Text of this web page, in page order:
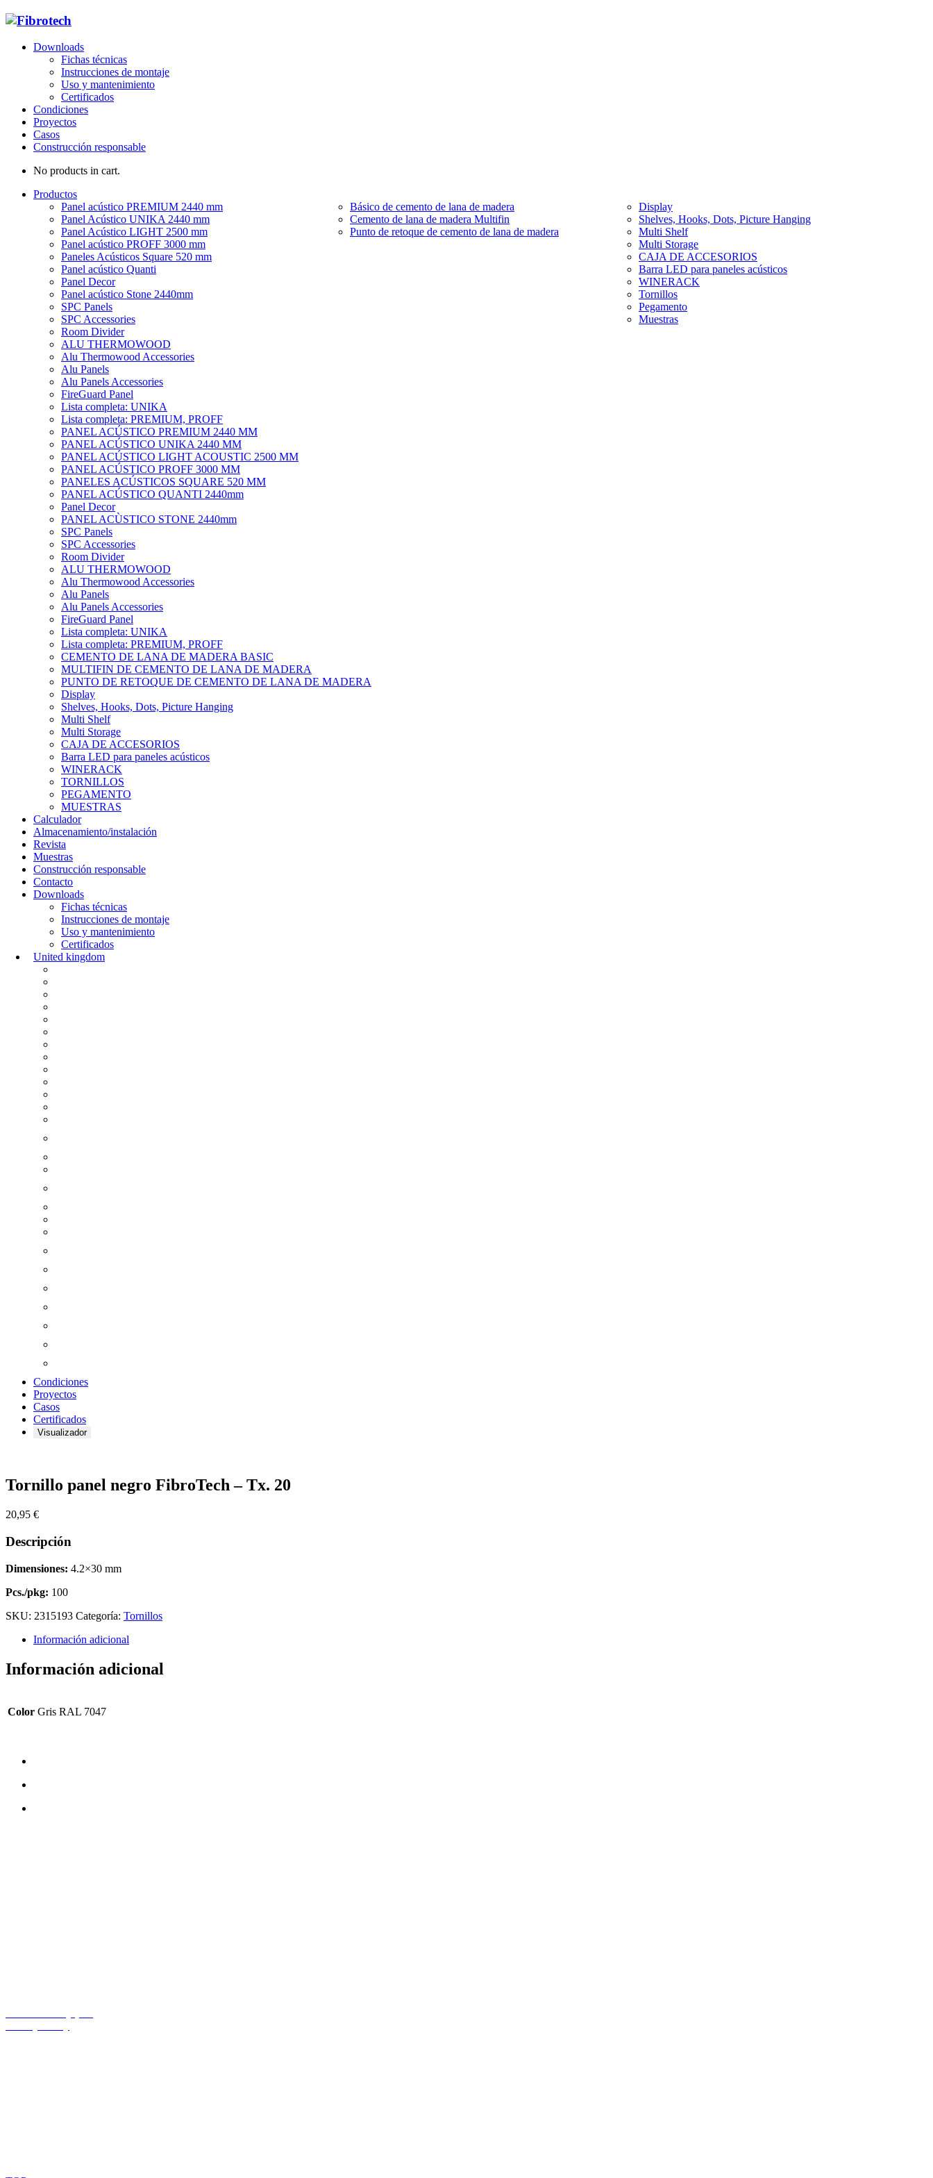
Downloads
Fichas técnicas
Instrucciones de montaje
Uso y mantenimiento
Certificados
Condiciones
Proyectos
Casos
Construcción responsable
No products in cart.
Productos
Panel acústico PREMIUM 2440 mm
Panel Acústico UNIKA 2440 mm
Panel Acústico LIGHT 2500 mm
Panel acústico PROFF 3000 mm
Paneles Acústicos Square 520 mm
Panel acústico Quanti
Panel Decor
Panel acústico Stone 2440mm
SPC Panels
SPC Accessories
Room Divider
ALU THERMOWOOD
Alu Thermowood Accessories
Alu Panels
Alu Panels Accessories
FireGuard Panel
Lista completa: UNIKA
Lista completa: PREMIUM, PROFF
Básico de cemento de lana de madera
Cemento de lana de madera Multifin
Punto de retoque de cemento de lana de madera
Display
Shelves, Hooks, Dots, Picture Hanging
Multi Shelf
Multi Storage
CAJA DE ACCESORIOS
Barra LED para paneles acústicos
WINERACK
Tornillos
Pegamento
Muestras
PANEL ACÚSTICO PREMIUM 2440 MM
PANEL ACÚSTICO UNIKA 2440 MM
PANEL ACÚSTICO LIGHT ACOUSTIC 2500 MM
PANEL ACÚSTICO PROFF 3000 MM
PANELES ACÚSTICOS SQUARE 520 MM
PANEL ACÚSTICO QUANTI 2440mm
Panel Decor
PANEL ACÙSTICO STONE 2440mm
SPC Panels
SPC Accessories
Room Divider
ALU THERMOWOOD
Alu Thermowood Accessories
Alu Panels
Alu Panels Accessories
FireGuard Panel
Lista completa: UNIKA
Lista completa: PREMIUM, PROFF
CEMENTO DE LANA DE MADERA BASIC
MULTIFIN DE CEMENTO DE LANA DE MADERA
PUNTO DE RETOQUE DE CEMENTO DE LANA DE MADERA
Display
Shelves, Hooks, Dots, Picture Hanging
Multi Shelf
Multi Storage
CAJA DE ACCESORIOS
Barra LED para paneles acústicos
WINERACK
TORNILLOS
PEGAMENTO
MUESTRAS
Calculador
Almacenamiento/instalación
Revista
Muestras
Construcción responsable
Contacto
Downloads
Fichas técnicas
Instrucciones de montaje
Uso y mantenimiento
Certificados
United kingdom
Condiciones
Proyectos
Casos
Certificados
Visualizador
Tornillo panel negro FibroTech – Tx. 20
20,95 €
Descripción
Dimensiones: 4.2×30 mm
Pcs./pkg: 100
SKU: 2315193 Categoría: Tornillos
Información adicional
Información adicional
Color Gris RAL 7047